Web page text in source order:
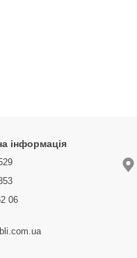
інформація
06